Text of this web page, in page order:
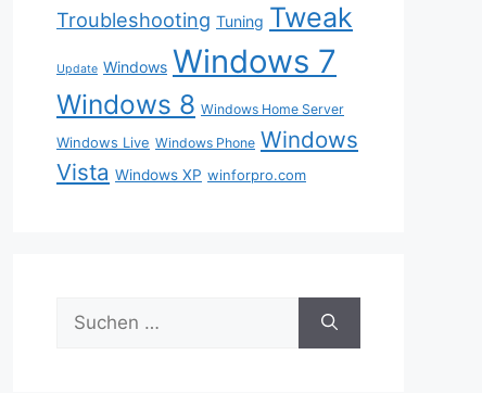
Troubleshooting Tuning Tweak
Update Windows Windows 7
Windows 8 Windows Home Server
Windows Live Windows Phone Windows
Vista Windows XP winforpro.com
Suche
nach: